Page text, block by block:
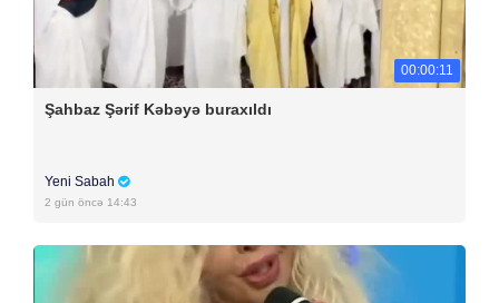
00:00:11
Şahbaz Şərif Kəbəyə buraxıldı
Yeni Sabah
2 gün öncə 14:43